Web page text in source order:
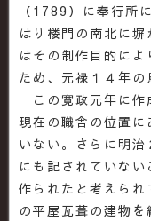
（1789）に奉行所
はり楼門の南北に
はその制作目的に
ため、元禄１４年の
この寛政元年に作
現在の職舎の位置
いない。さらに明
にも記されていな
作られたと考えら
の平屋瓦葺の建物